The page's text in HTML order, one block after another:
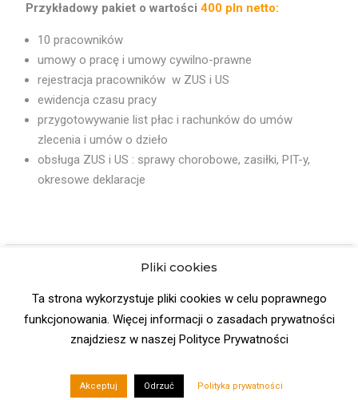
Przykładowy pakiet o wartości 400 pln netto:
10 pracowników
umowy o pracę i umowy cywilno-prawne
rejestracja pracowników w ZUS i US
ewidencja czasu pracy
przygotowywanie list płac i rachunków do umów
zlecenia i umów o dzieło
obsługa ZUS i US : sprawy chorobowe, zasiłki, PIT-y,
okresowe deklaracje
prawa zastrzeżone.
Pliki cookies
Ta strona wykorzystuje pliki cookies w celu poprawnego
funkcjonowania. Więcej informacji o zasadach prywatności
znajdziesz w naszej Polityce Prywatności
Akceptuj Odrzuć Polityka prywatności